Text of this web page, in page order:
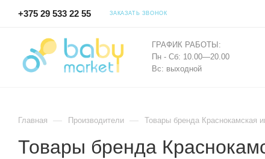
+375 29 533 22 55 ЗАКАЗАТЬ ЗВОНОК
ГРАФИК РАБОТЫ:
Пн - Сб: 10.00—20.00
Вс: выходной
Главная — Производители — Товары бренда Краснокамская
Товары бренда